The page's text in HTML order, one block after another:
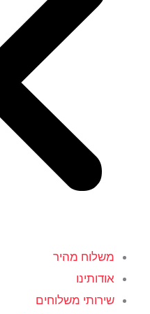
משלוח מהיר
אודותינו
שירותי משלוחים